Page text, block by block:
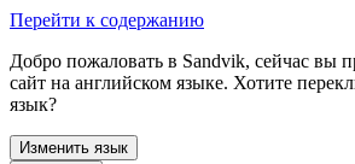
Перейти к содержанию
Добро пожаловать в Sandvik, сейчас вы
сайт на английском языке. Хотите
язык?
Изменить язык